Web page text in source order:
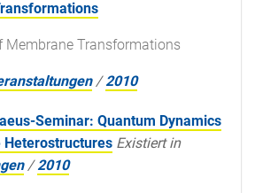
Membrane Transformations
/2010
Seminar: Quantum Dynamics
Heterostructures Existiert in
/2010